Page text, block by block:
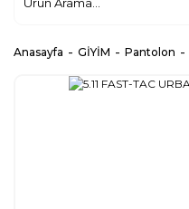
Anasayfa GİYİM Pantolon